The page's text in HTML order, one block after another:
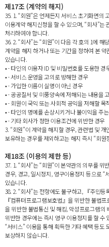
제17조 (계약의 해지)
35. 1. “회원”은 언제든지 서비스 초기화면의
이용계약 해지신청을 할 수 있으며, “회사”는
처리하여야 합니다.
36. 2. “회사”는 “회원”이 다음 각 호의 1에
계약을 해지 하거나 또는 기간을 정하여 본
있습니다.
• - 타인의 이용자 ID 및 비밀번호를 도용한 경
• - 서비스 운영을 고의로 방해한 경우
• - 가입한 이름이 실명이 아닌 경우
• - 공공질서 및 미풍양속에 저해되는 내용을
• - 회원이 국익 또는 사회적 공익을 저해할
• - 타인의 명예를 손상시키거나 불이익을 주
• - 기타 회사가 정한 이용조건에 위반한 경우
3. “회원”이 계약을 해지할 경우, 관련법 및
보유하는 경우를 제외하고는 해지 즉시 “회원
제18조 (이용의 제한 등)
37. 1. “회사”는 “회원”이 본약관의 의무를
경우, 경고, 일시정지, 영구이용정지 등으로 “
있습니다.
38. 2. “회사”는 전항에도 불구하고, 『주민
『컴퓨터프로그램보호법』을 위반한 불법
을 위반한 불법통신 및 해킹, 악성프로그램의
위반한 경우에는 즉시 영구 이용정지를 할 수
“서비스” 이용을 통해 획득한 기타 혜택 등도
보상하지 않습니다.